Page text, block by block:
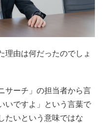
理由は何だったのでしょ
サーチ」の担当者から言
いですよ」という言葉で
たいという意味ではな